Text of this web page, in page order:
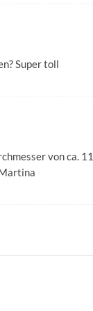
Super toll
von ca.